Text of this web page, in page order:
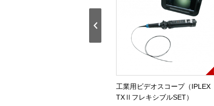
工業用ビデオスコープ（IPLEX
TXⅡフレキシブルSET）